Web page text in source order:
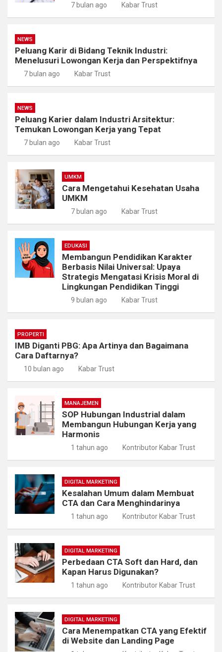
7 bulan ago Kabar Trust
NEWS
Peluang Karir di Bidang Teknik Industri:
Menelusuri Lowongan Kerja dan Perspektifnya
7 bulan ago Kabar Trust
NEWS
Peluang Karier dalam Industri Arsitektur:
Temukan Lowongan Kerja yang Tepat
7 bulan ago Kabar Trust
UMKM
Cara Mengetahui Kesehatan Usaha
UMKM
7 bulan ago Kabar Trust
EDUKASI
Membangun Pendidikan Karakter
Berbasis Nilai Universal: Upaya
Strategis Mengatasi Krisis Moral di
Lingkungan Pendidikan Tinggi
9 bulan ago Kabar Trust
PROPERTI
IMB Diganti PBG: Apa Artinya dan Bagaimana
Cara Daftarnya?
10 bulan ago Kabar Trust
MANAJEMEN
SOP Hubungan Industrial dalam
Membangun Hubungan Kerja yang
Harmonis
1 tahun ago Kontributor Kabar Trust
DIGITAL MARKETING
Kesalahan Umum dalam Membuat
CTA dan Cara Menghindarinya
1 tahun ago Kontributor Kabar Trust
DIGITAL MARKETING
Perbedaan CTA Soft dan Hard, dan
Kapan Harus Digunakan?
1 tahun ago Kontributor Kabar Trust
DIGITAL MARKETING
Cara Menempatkan CTA yang Efektif
di Website dan Landing Page